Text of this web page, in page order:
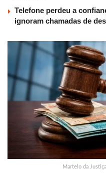
Telefone perdeu a
ignoram chamadas de
Martelo da